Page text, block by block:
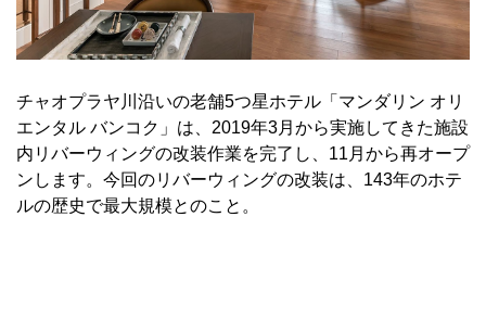
チャオプラヤ川沿いの老舗5つ星ホテル「マンダリン オリ
エンタル バンコク」は、2019年3月から実施してきた施設
内リバーウィングの改装作業を完了し、11月から再オープ
ンします。今回のリバーウィングの改装は、143年のホテ
ルの歴史で最大規模とのこと。